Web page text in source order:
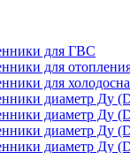
для ГВС
для
для
диаметр Ду
диаметр Ду
диаметр Ду
диаметр Ду